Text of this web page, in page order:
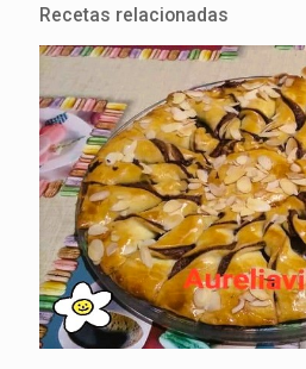
Recetas relacionadas